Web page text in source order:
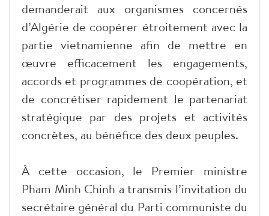
demanderait aux organismes concernés
d’Algérie de coopérer étroitement avec la
partie vietnamienne afin de mettre en
œuvre efficacement les engagements,
accords et programmes de coopération, et
de concrétiser rapidement le partenariat
stratégique par des projets et activités
concrètes, au bénéfice des deux peuples.
À cette occasion, le Premier ministre
Pham Minh Chinh a transmis l’invitation du
secrétaire général du Parti communiste du